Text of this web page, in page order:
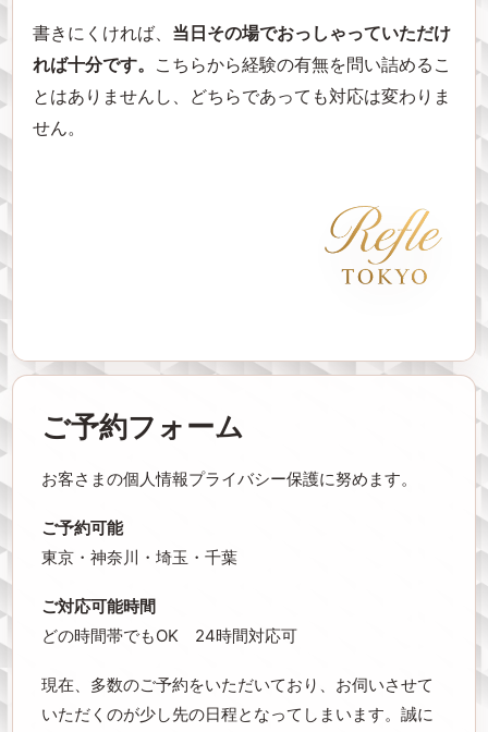
書きにくければ、 当日その場でおっしゃっていただけ
れば十分です。 こちらから経験の有無を問い詰めるこ
とはありませんし、どちらであっても対応は変わりま
せん。
ご予約フォーム
お客さまの個人情報プライバシー保護に努めます。
ご予約可能
東京・神奈川・埼玉・千葉
ご対応可能時間
どの時間帯でもOK 24時間対応可
現在、多数のご予約をいただいており、お伺いさせて
いただくのが少し先の日程となってしまいます。誠に